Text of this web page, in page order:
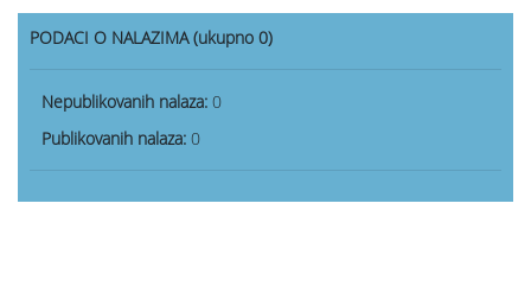
PODACI O NALAZIMA (ukupno 0)
Nepublikovanih nalaza: 0
Publikovanih nalaza: 0